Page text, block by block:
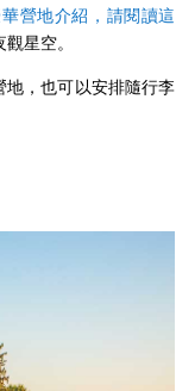
營地介紹，請閱讀這
星空。
，也可以安排隨行李